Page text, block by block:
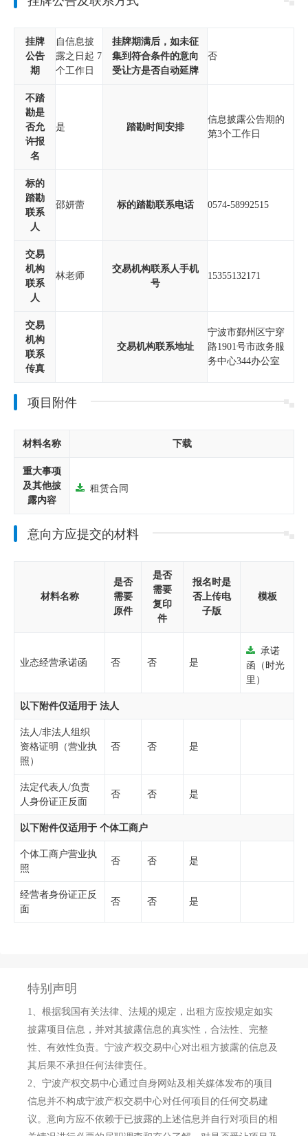
挂牌
公告
期
自信息披
露之日起 7
个工作日
挂牌期满后，如未征
集到符合条件的意向
受让方是否自动延牌
否
不踏
勘是
否允
许报
名
是 踏勘时间安排
信息披露公告期的
第3个工作日
标的
踏勘
联系
人
邵妍蕾 标的踏勘联系电话 0574-58992515
交易
机构
联系
人
林老师
交易机构联系人手机
号
15355132171
交易
机构
联系
传真
交易机构联系地址
宁波市鄞州区宁穿
路1901号市政务服
务中心344办公室
项目附件
材料名称 下载
重大事项
及其他披
露内容
租赁合同
意向方应提交的材料
材料名称
是否
需要
原件
是否
需要
复印
件
报名时是
否上传电
子版
模板
业态经营承诺函 否 否 是
承诺
函（时光
里）
以下附件仅适用于 法人
法人/非法人组织
资格证明（营业执
照）
否 否 是
法定代表人/负责
人身份证正反面
否 否 是
以下附件仅适用于 个体工商户
个体工商户营业执
照
否 否 是
经营者身份证正反
面
否 否 是
特别声明
1、 根据我国有关法律、法规的规定，出租方应按规定如实
披露项目信息，并对其披露信息的真实性，合法性、完整
性、有效性负责。宁波产权交易中心对出租方披露的信息及
其后果不承担任何法律责任。
2、 宁波产权交易中心通过自身网站及相关媒体发布的项目
信息并不构成宁波产权交易中心对任何项目的任何交易建
议。意向方应不依赖于已披露的上述信息并自行对项目的相